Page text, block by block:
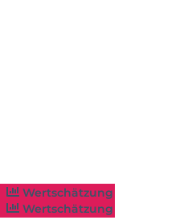
Wertschätzung
Wertschätzung